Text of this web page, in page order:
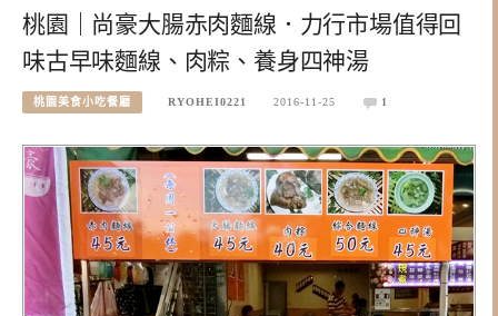
桃園｜尚豪大腸赤肉麵線．力行市場值得回
味古早味麵線、肉粽、養身四神湯
桃園美食小吃餐廳 RYOHEI0221 2016-11-25 1